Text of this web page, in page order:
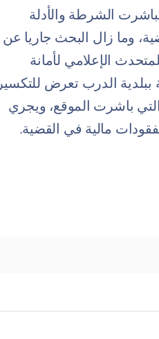
الشرطة والأدلة
وما زال البحث جاريا عن
الإعلامي لأمانة
ببلدية الدرب تعرض للتكسير
باشرت الموقع، ويجري
مالية في القضية.